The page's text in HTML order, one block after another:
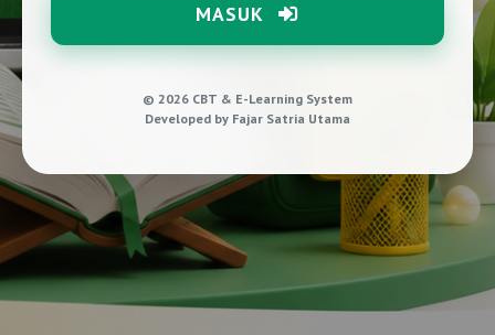
MASUK
© 2026 CBT & E-Learning System
Developed by Fajar Satria Utama